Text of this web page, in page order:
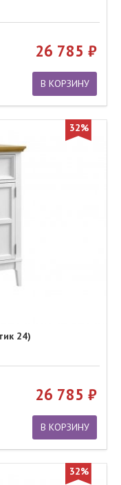
26 785
В КОРЗИНУ
32%
24)
26 785
В КОРЗИНУ
32%